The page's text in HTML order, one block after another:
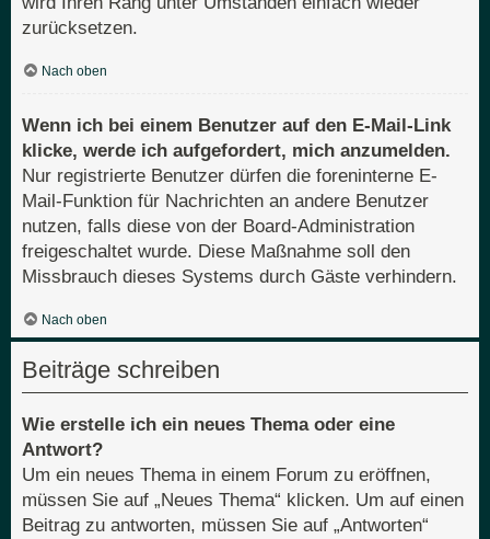
zurücksetzen.
Nach oben
Wenn ich bei einem Benutzer auf den E-Mail-Link
klicke, werde ich aufgefordert, mich anzumelden.
Nur registrierte Benutzer dürfen die foreninterne E-
Mail-Funktion für Nachrichten an andere Benutzer
nutzen, falls diese von der Board-Administration
freigeschaltet wurde. Diese Maßnahme soll den
Missbrauch dieses Systems durch Gäste verhindern.
Nach oben
Beiträge schreiben
Wie erstelle ich ein neues Thema oder eine
Antwort?
Um ein neues Thema in einem Forum zu eröffnen,
müssen Sie auf „Neues Thema“ klicken. Um auf einen
Beitrag zu antworten, müssen Sie auf „Antworten“